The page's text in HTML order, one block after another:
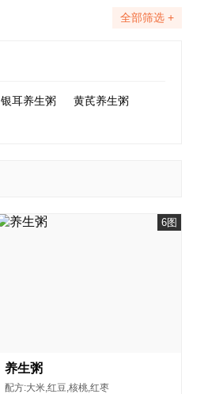
全部筛选 +
银耳养生粥
黄芪养生粥
6图
养生粥
配方:大米,红豆,核桃,红枣